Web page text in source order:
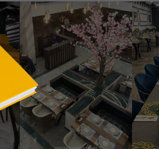
– Dış Mekan Tasarım Serisi
ve modern metal gövde
hem dekoratif hem fonksiyonel
restoran, kafe, otel
kompakt formu